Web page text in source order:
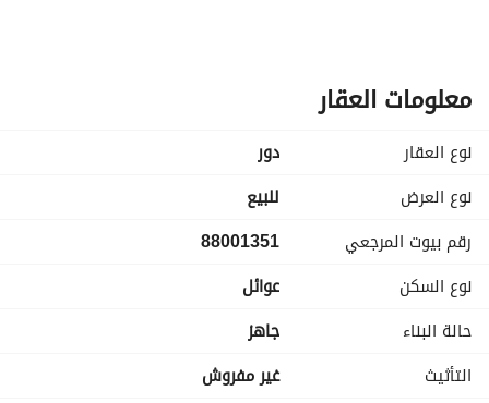
للعائلات - تصميم عملي يلبي احتياجات الأسرة
معلومات العقار
نوع العقار
دور
نوع العرض
للبيع
رقم بيوت المرجعي
88001351
نوع السكن
عوائل
حالة البناء
جاهز
التأثيث
غير مفروش